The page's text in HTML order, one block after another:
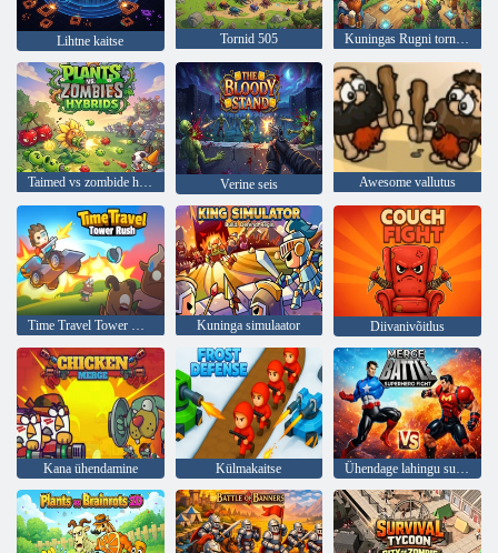
Lihtne kaitse Tornid 505 Kuningas Rugni tornikaitse
Taimed vs zombide hübriidid Verine seis Awesome vallutus
Time Travel Tower Rush Kuninga simulaator Diivanivõitlus
Kana ühendamine Külmakaitse Ühendage lahingu superkangelaste võitlus